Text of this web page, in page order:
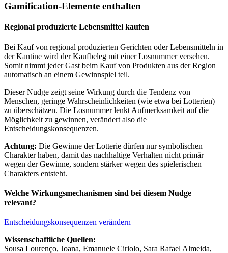
Gamification-Elemente enthalten
Regional produzierte Lebensmittel kaufen
Bei Kauf von regional produzierten Gerichten oder Lebensmitteln in
der Kantine wird der Kaufbeleg mit einer Losnummer versehen.
Somit nimmt jeder Gast beim Kauf von Produkten aus der Region
automatisch an einem Gewinnspiel teil.
Dieser Nudge zeigt seine Wirkung durch die Tendenz von
Menschen, geringe Wahrscheinlichkeiten (wie etwa bei Lotterien)
zu überschätzen. Die Losnummer lenkt Aufmerksamkeit auf die
Möglichkeit zu gewinnen, verändert also die
Entscheidungskonsequenzen.
Achtung: Die Gewinne der Lotterie dürfen nur symbolischen
Charakter haben, damit das nachhaltige Verhalten nicht primär
wegen der Gewinne, sondern stärker wegen des spielerischen
Charakters entsteht.
Welche Wirkungsmechanismen sind bei diesem Nudge
relevant?
Entscheidungskonsequenzen verändern
Wissenschaftliche Quellen:
Sousa Lourenço, Joana, Emanuele Ciriolo, Sara Rafael Almeida,